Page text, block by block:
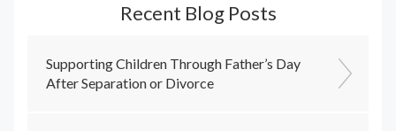
Recent Blog Posts
Supporting Children Through Father’s Day
After Separation or Divorce